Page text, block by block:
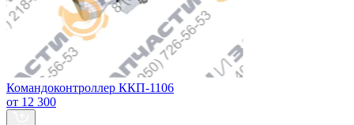
Командоконтроллер ККП-1106
от 12 300